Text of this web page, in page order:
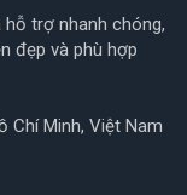
trợ nhanh chóng,
đẹp và phù hợp
Chí Minh, Việt Nam